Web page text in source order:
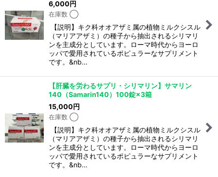
6,000円
在庫数 ◯
【説明】キク科オオアザミ属の植物ミルクシスル
（マリアアザミ）の種子から抽出されるシリマリ
ンを主成分としています。ローマ時代からヨーロ
ッパで愛用されているポピュラーなサプリメント
です。&nb…
【肝臓を労わるサプリ・シリマリン】サマリン
140（Samarin140）100錠×3箱
15,000円
在庫数 ◯
【説明】キク科オオアザミ属の植物ミルクシスル
（マリアアザミ）の種子から抽出されるシリマリ
ンを主成分としています。ローマ時代からヨーロ
ッパで愛用されているポピュラーなサプリメント
です。&nb…